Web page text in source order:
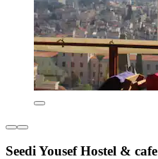
Seedi Yousef Hostel & cafe